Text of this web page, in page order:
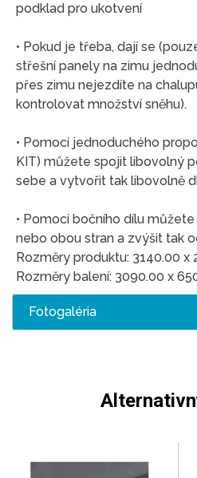
podklad pro ukotvení
• Pokud je třeba, dají se
střešní panely na zimu
přes zimu nejezdíte na
kontrolovat množství sněhu).
• Pomocí jednoduchého
KIT) můžete spojit libovolný
sebe a vytvořit tak libovolně
• Pomocí bočního dílu
nebo obou stran a zvýšit tak
Rozměry produktu: 3140.00 x
Rozměry balení: 3090.00 x
Fotogaléria